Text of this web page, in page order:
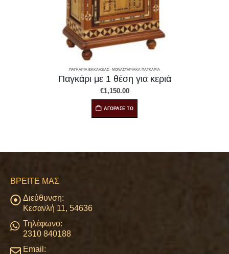
ΠΑΓΚΆΡΙΑ ΕΚΚΛΗΣΊΑΣ - ΜΟΝΑΣΤΗΡΙΑΚΆ ΠΑΓΚΆΡΙΑ
Παγκάρι με 4 θέσεις για κεριά
Καλέστε μας για λεπτομέρειες
ΑΓΟΡΑΣΕ ΤΟ
ΒΡΕΊΤΕ ΜΑΣ
Διεύθυνση:
Κεσανλή 11, 54636
Τηλέφωνο:
2310 840188
Email: